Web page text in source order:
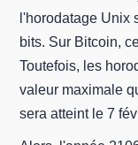
l'horodatage Unix
bits. Sur Bitcoin,
Toutefois, les
valeur maximale
sera atteint le 7